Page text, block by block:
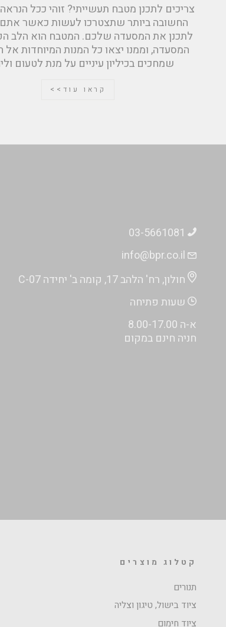
צריכים לתכנן מטבח תעשייתי? זוהי ככל
החשובה ביותר שתצטרכו לעשות כאשר אתם
לתכנן את המסעדה שלכם. המטבח הוא הלב
המסעדה, וממנו יצאו כל המנות המיוחדות אל
שמחכים בכיליון עיניים על מנת לטעום
קראו עוד>>
חולון, רח' הלהב 17, קומה ב' יחידה C-07
שעות פתיחה
א-ה 8.00-17.00
חניה חינם במקום
קטלוג מוצרים
תנורים
ציוד בישול, טיגון וצליה
ציוד חימום